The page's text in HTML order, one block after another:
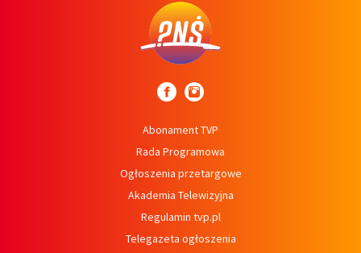
Abonament TVP
Rada Programowa
Ogłoszenia przetargowe
Akademia Telewizyjna
Regulamin tvp.pl
Telegazeta ogłoszenia